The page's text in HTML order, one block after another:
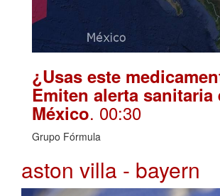
¿Usas este
Emiten alerta sanitaria
México. 00:30
Grupo Fórmula
aston villa - bayern